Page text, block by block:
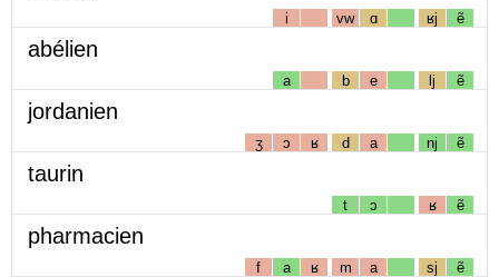
i vw ɑ ʁj ẽ
abélien
a b e lj ẽ
jordanien
ʒ ɔ ʁ d a nj ẽ
taurin
t ɔ ʁ ẽ
pharmacien
f a ʁ m a sj ẽ